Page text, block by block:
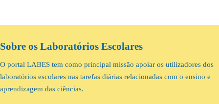
Sobre os Laboratórios Escolares
O portal LABES tem como principal missão apoiar os utilizadores dos
laboratórios escolares nas tarefas diárias relacionadas com o ensino e
aprendizagem das ciências.